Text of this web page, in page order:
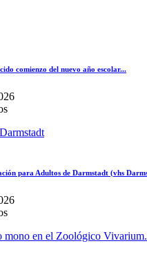
comienzo del nuevo año escolar...
para Adultos de Darmstadt (vhs